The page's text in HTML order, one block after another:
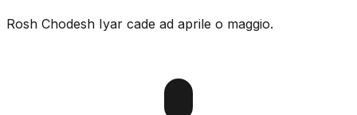
Rosh Chodesh Iyar cade ad aprile o maggio.